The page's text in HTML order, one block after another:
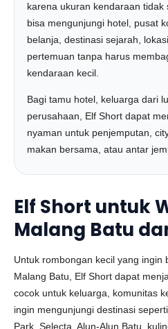
karena ukuran kendaraan
bisa mengunjungi hotel, pusat
belanja, destinasi sejarah,
pertemuan tanpa harus
kendaraan kecil.
Bagi tamu hotel, keluarga dari
perusahaan, Elf Short dapat
nyaman untuk penjemputan,
makan bersama, atau antar
Elf Short untuk
Malang Batu
Untuk rombongan kecil yang ingin
Malang Batu, Elf Short dapat
cocok untuk keluarga, komunitas
ingin mengunjungi destinasi
Park, Selecta, Alun-Alun Batu,